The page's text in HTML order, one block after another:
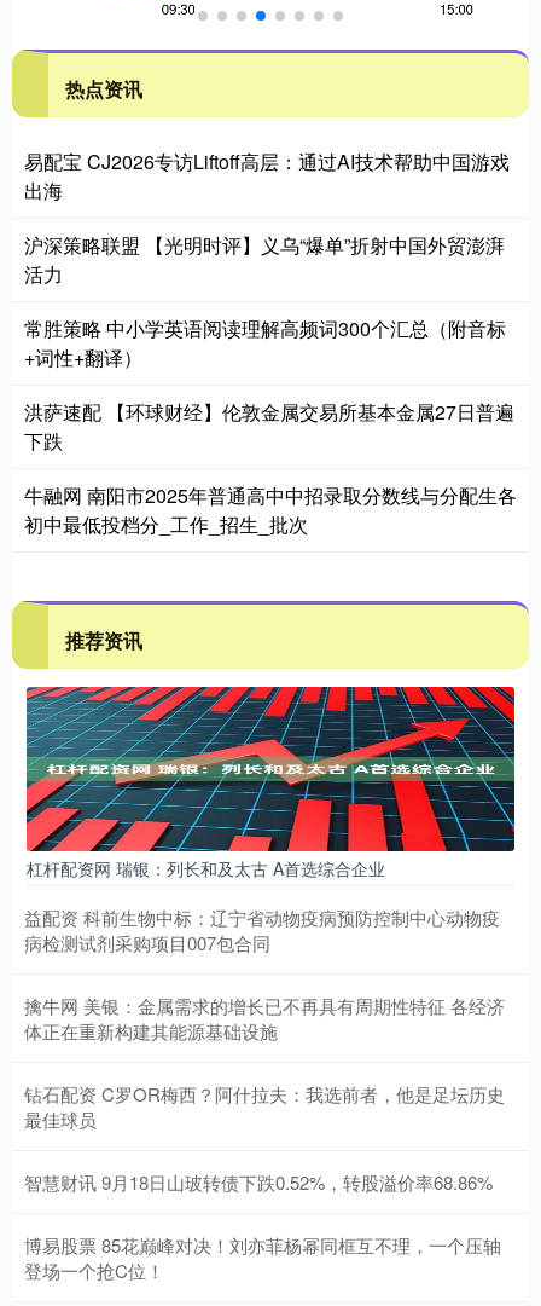
热点资讯
易配宝 CJ2026专访Liftoff高层：通过AI技术帮助中国游戏
出海
沪深策略联盟 【光明时评】义乌“爆单”折射中国外贸澎湃
活力
常胜策略 中小学英语阅读理解高频词300个汇总（附音标
+词性+翻译）
洪萨速配 【环球财经】伦敦金属交易所基本金属27日普遍
下跌
牛融网 南阳市2025年普通高中中招录取分数线与分配生各
初中最低投档分_工作_招生_批次
推荐资讯
杠杆配资网 瑞银：列长和及太古 A首选综合企业
益配资 科前生物中标：辽宁省动物疫病预防控制中心动物疫
病检测试剂采购项目007包合同
擒牛网 美银：金属需求的增长已不再具有周期性特征 各经济
体正在重新构建其能源基础设施
钻石配资 C罗OR梅西？阿什拉夫：我选前者，他是足坛历史
最佳球员
智慧财讯 9月18日山玻转债下跌0.52%，转股溢价率68.86%
博易股票 85花巅峰对决！刘亦菲杨幂同框互不理，一个压轴
登场一个抢C位！